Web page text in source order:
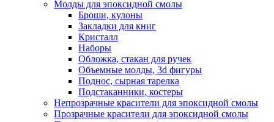
Молды для эпоксидной смолы
Броши, кулоны
Закладки для книг
Кристалл
Наборы
Обложка, стакан для ручек
Объемные молды, 3d фигуры
Поднос, сырная тарелка
Подстаканники, костеры
Непрозрачные красители для эпоксидной смолы
Прозрачные красители для эпоксидной смолы